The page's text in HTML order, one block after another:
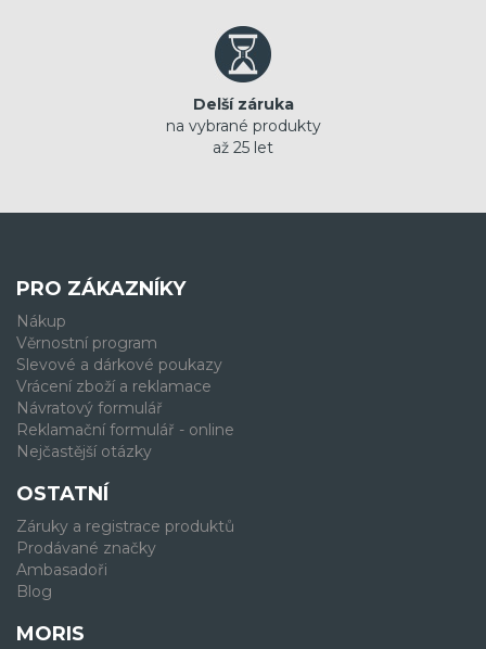
Delší záruka
na vybrané produkty
až 25 let
PRO ZÁKAZNÍKY
Nákup
Věrnostní program
Slevové a dárkové poukazy
Vrácení zboží a reklamace
Návratový formulář
Reklamační formulář - online
Nejčastější otázky
OSTATNÍ
Záruky a registrace produktů
Prodávané značky
Ambasadoři
Blog
MORIS